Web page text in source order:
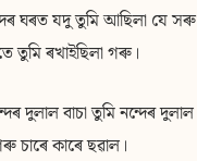
ঘৰত যদু তুমি আছিলা যে সৰু
তুমি ৰখাইছিলা গৰু।
দুলাল বাচা তুমি নন্দেৰ দুলাল
চাৰে কাৰে ছৱাল।